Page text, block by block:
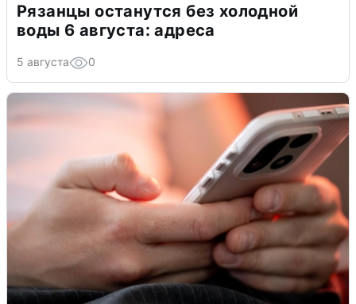
Рязанцы останутся без холодной
воды 6 августа: адреса
5 августа 0